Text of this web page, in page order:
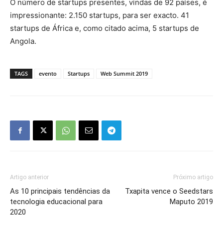
O número de startups presentes, vindas de 92 países, é
impressionante: 2.150 startups, para ser exacto. 41
startups de África e, como citado acima, 5 startups de
Angola.
TAGS evento Startups Web Summit 2019
Artigo anterior
As 10 principais tendências da
tecnologia educacional para
2020
Próximo artigo
Txapita vence o Seedstars
Maputo 2019